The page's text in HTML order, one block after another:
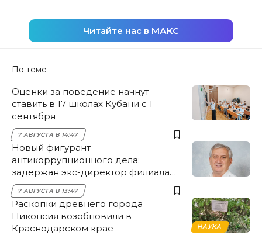
Читайте нас в МАКС
По теме
Оценки за поведение начнут
ставить в 17 школах Кубани с 1
сентября
7 АВГУСТА В 14:47
Новый фигурант
антикоррупционного дела:
задержан экс-директор филиала
НЭСК Крымска
7 АВГУСТА В 13:47
НАУКА
Раскопки древнего города
Никопсия возобновили в
Краснодарском крае